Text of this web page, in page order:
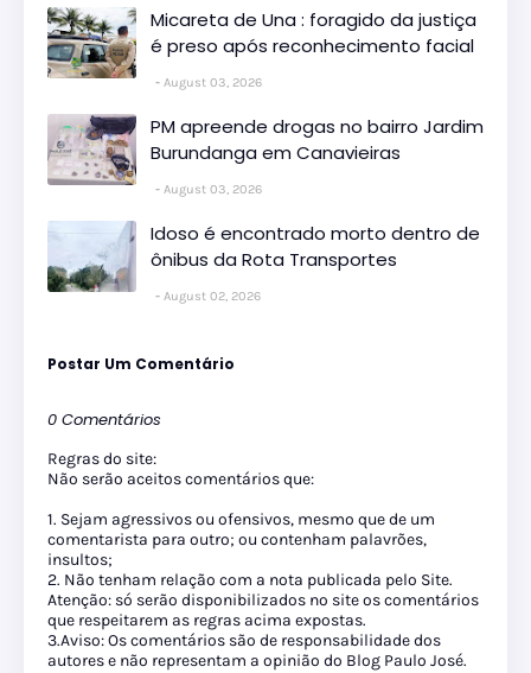
Micareta de Una : foragido da justiça
é preso após reconhecimento facial
August 03, 2026
PM apreende drogas no bairro Jardim
Burundanga em Canavieiras
August 03, 2026
Idoso é encontrado morto dentro de
ônibus da Rota Transportes
August 02, 2026
Postar Um Comentário
0 Comentários
Regras do site:
Não serão aceitos comentários que:
1. Sejam agressivos ou ofensivos, mesmo que de um
comentarista para outro; ou contenham palavrões,
insultos;
2. Não tenham relação com a nota publicada pelo Site.
Atenção: só serão disponibilizados no site os comentários
que respeitarem as regras acima expostas.
3.Aviso: Os comentários são de responsabilidade dos
autores e não representam a opinião do Blog Paulo José.